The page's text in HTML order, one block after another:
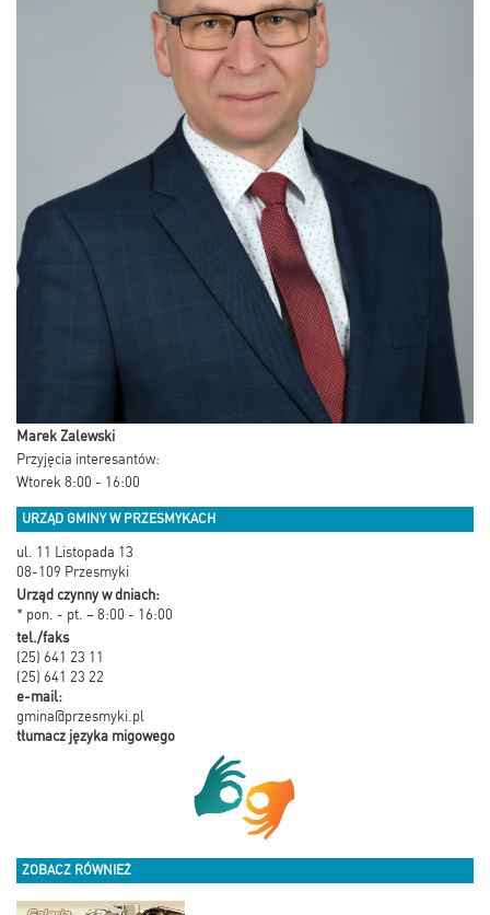
Marek Zalewski
Przyjęcia interesantów:
Wtorek 8:00 - 16:00
URZĄD GMINY W PRZESMYKACH
ul. 11 Listopada 13
08-109 Przesmyki
Urząd czynny w dniach:
* pon. - pt. – 8:00 - 16:00
tel./faks
(25) 641 23 11
(25) 641 23 22
e-mail:
gmina@przesmyki.pl
tłumacz języka migowego
ZOBACZ RÓWNIEŻ